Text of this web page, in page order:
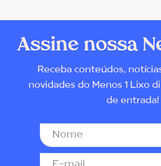
Assine nossa
Receba conteúdos,
novidades do Menos 1 Lixo
de entrada!